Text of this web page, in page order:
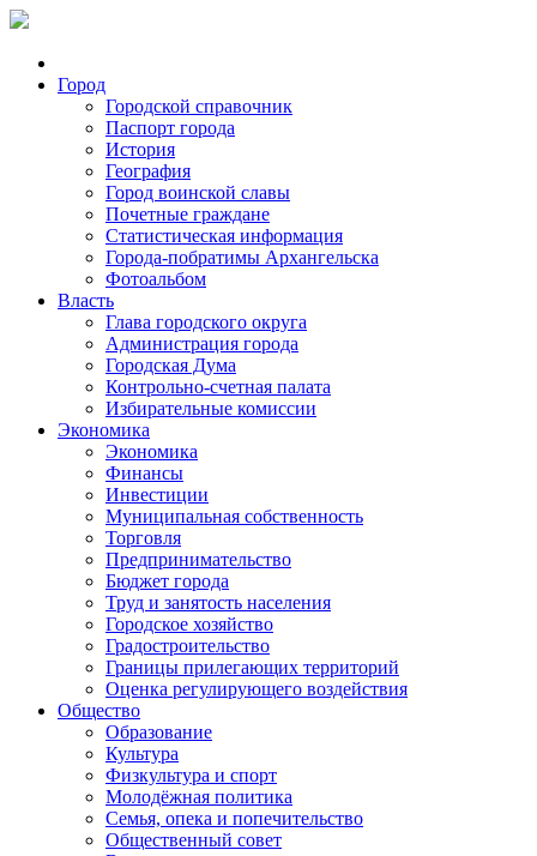
Город
Городской справочник
Паспорт города
История
География
Город воинской славы
Почетные граждане
Статистическая информация
Города-побратимы Архангельска
Фотоальбом
Власть
Глава городского округа
Администрация города
Городская Дума
Контрольно-счетная палата
Избирательные комиссии
Экономика
Экономика
Финансы
Инвестиции
Муниципальная собственность
Торговля
Предпринимательство
Бюджет города
Труд и занятость населения
Городское хозяйство
Градостроительство
Границы прилегающих территорий
Оценка регулирующего воздействия
Общество
Образование
Культура
Физкультура и спорт
Молодёжная политика
Семья, опека и попечительство
Общественный совет